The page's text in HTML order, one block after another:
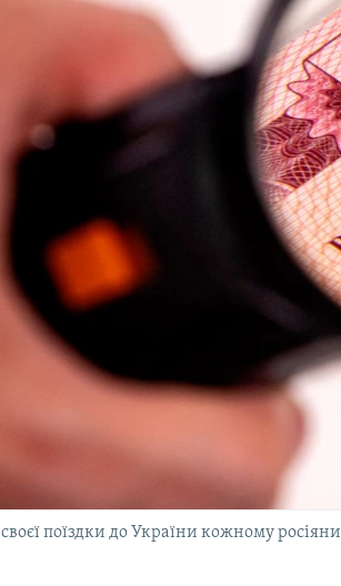
поїздки до України кожному